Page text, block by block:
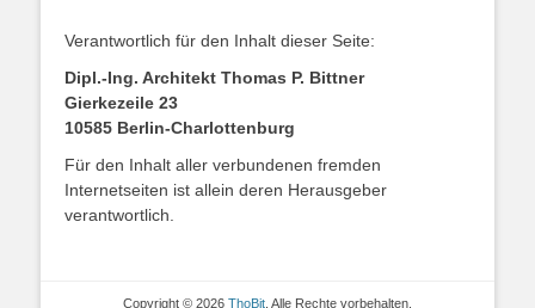
Verantwortlich für den Inhalt dieser Seite:
Dipl.-Ing. Architekt Thomas P. Bittner
Gierkezeile 23
10585 Berlin-Charlottenburg
Für den Inhalt aller verbundenen fremden
Internetseiten ist allein deren Herausgeber
verantwortlich.
Copyright © 2026 ThoBit. Alle Rechte vorbehalten.